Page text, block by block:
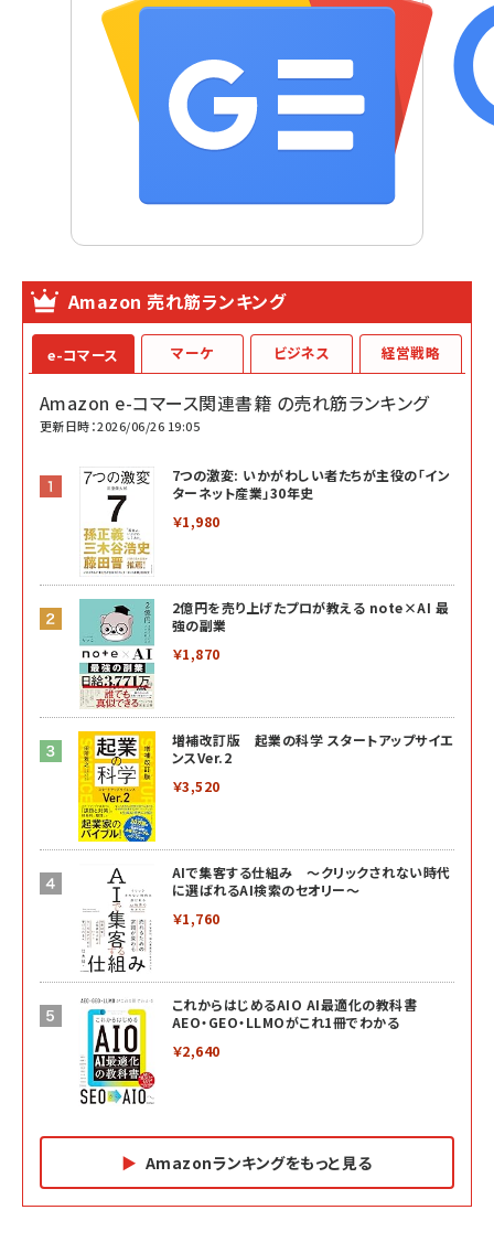
Amazon 売れ筋ランキング
e-コマース
Amazon e-コマース関連書籍 の売れ筋ランキング
更新日時：2026/06/26 19:05
7つの激変: いかがわしい者たちが主役の「イン
ターネット産業」30年史
￥1,980
2億円を売り上げたプロが教える note×AI 最
強の副業
￥1,870
増補改訂版 起業の科学 スタートアップサイエ
ンスVer.2
￥3,520
AIで集客する仕組み ～クリックされない時代
に選ばれるAI検索のセオリー～
￥1,760
これからはじめるAIO AI最適化の教科書
AEO・GEO・LLMOがこれ1冊でわかる
￥2,640
Amazonランキングをもっと見る
マーケ ビジネス 経営戦略